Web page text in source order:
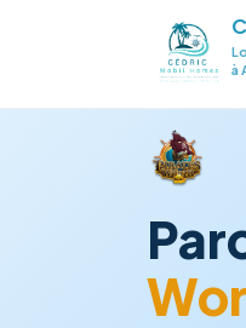
à